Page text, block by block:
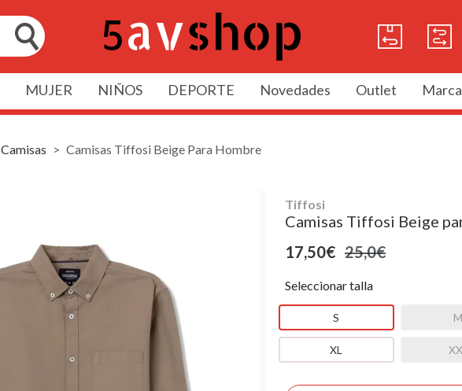
MUJER NIÑOS DEPORTE Novedades Outlet
Camisas Camisas Tiffosi Beige Para Hombre
Tiffosi
Camisas Tiffosi Beige
17,50€ 25,0€
Seleccionar talla
S M
XL